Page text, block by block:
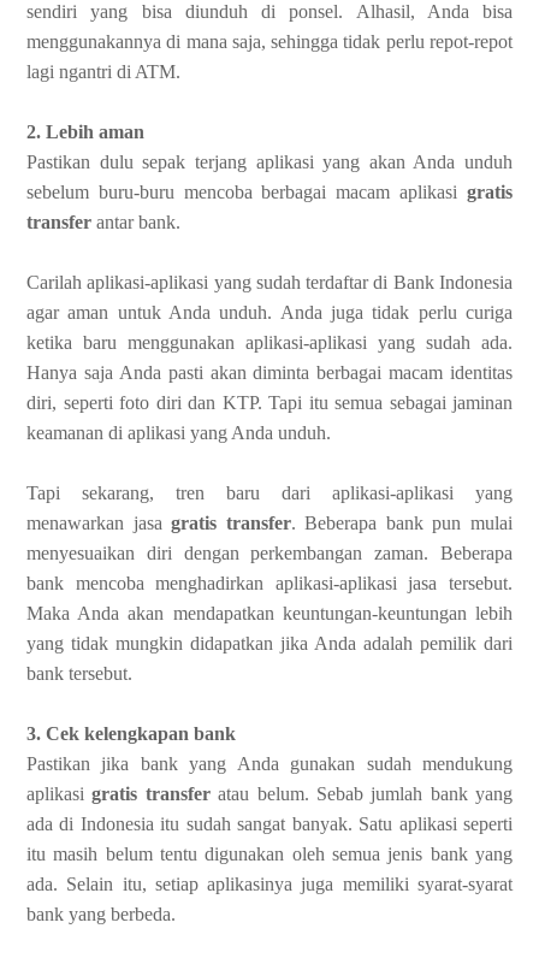
sendiri yang bisa diunduh di ponsel. Alhasil, Anda bisa
menggunakannya di mana saja, sehingga tidak perlu repot-repot
lagi ngantri di ATM.
2. Lebih aman
Pastikan dulu sepak terjang aplikasi yang akan Anda unduh
sebelum buru-buru mencoba berbagai macam aplikasi gratis
transfer antar bank.
Carilah aplikasi-aplikasi yang sudah terdaftar di Bank Indonesia
agar aman untuk Anda unduh. Anda juga tidak perlu curiga
ketika baru menggunakan aplikasi-aplikasi yang sudah ada.
Hanya saja Anda pasti akan diminta berbagai macam identitas
diri, seperti foto diri dan KTP. Tapi itu semua sebagai jaminan
keamanan di aplikasi yang Anda unduh.
Tapi sekarang, tren baru dari aplikasi-aplikasi yang
menawarkan jasagratis transfer. Beberapa bank pun mulai
menyesuaikan diri dengan perkembangan zaman. Beberapa
bank mencoba menghadirkan aplikasi-aplikasi jasa tersebut.
Maka Anda akan mendapatkan keuntungan-keuntungan lebih
yang tidak mungkin didapatkan jika Anda adalah pemilik dari
bank tersebut.
3. Cek kelengkapan bank
Pastikan jika bank yang Anda gunakan sudah mendukung
aplikasigratis transferatau belum. Sebab jumlah bank yang
ada di Indonesia itu sudah sangat banyak. Satu aplikasi seperti
itu masih belum tentu digunakan oleh semua jenis bank yang
ada. Selain itu, setiap aplikasinya juga memiliki syarat-syarat
bank yang berbeda.